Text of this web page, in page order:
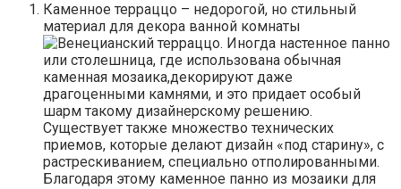
Каменное терраццо – недорогой, но стильный
материал для декора ванной комнаты
. Иногда настенное панно
или столешница, где использована обычная
каменная мозаика,декорируют даже
драгоценными камнями, и это придает особый
шарм такому дизайнерскому решению.
Существует также множество технических
приемов, которые делают дизайн «под старину», с
растрескиванием, специально отполированными.
Благодаря этому каменное панно из мозаики для